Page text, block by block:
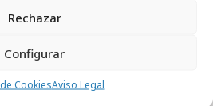
Rechazar
Configurar
CookiesAviso Legal
Ampurdanés